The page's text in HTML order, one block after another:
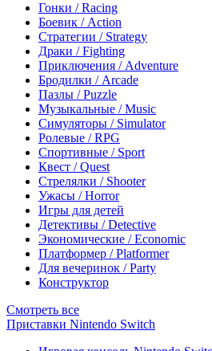
Гонки / Racing
Боевик / Action
Стратегии / Strategy
Драки / Fighting
Приключения / Adventure
Бродилки / Arcade
Пазлы / Puzzle
Музыкальные / Music
Симуляторы / Simulator
Ролевые / RPG
Спортивные / Sport
Квест / Quest
Стрелялки / Shooter
Ужасы / Horror
Игры для детей
Детективы / Detective
Экономические / Economic
Платформер / Platformer
Для вечеринок / Party
Конструктор
Смотреть все
Приставки Nintendo Switch